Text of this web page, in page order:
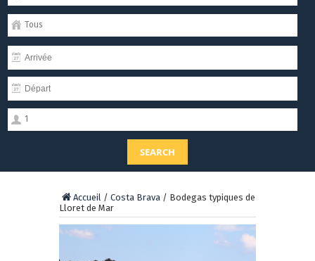
Tous
1
SEARCH
Accueil / Costa Brava / Bodegas typiques de
Lloret de Mar